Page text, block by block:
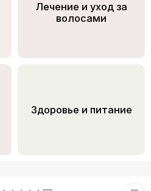
Лечение и уход за
волосами
Здоровье и питание